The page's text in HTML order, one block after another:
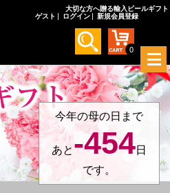
大切な方へ贈る輸入ビールギフト
ゲスト
ログイン 新規会員登録
0
メ
ニ
ュ
ー
を
今年の母の日まで
あと-454日
です。